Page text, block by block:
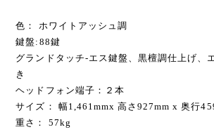
色： ホワイトアッシュ調
鍵盤:88鍵
グランドタッチ-エス鍵盤、黒檀調仕上げ、
き
ヘッドフォン端子：２本
サイズ： 幅1,461mmx 高さ927mm x 奥行
重さ： 57kg